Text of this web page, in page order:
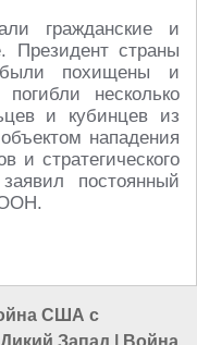
гражданские и
Президент страны
похищены и
несколько
и кубинцев из
нападения
и стратегического
постоянный
ООН.
США с